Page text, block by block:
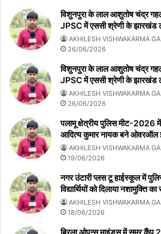
विशुनपुरा के लाल आशुतोष चंद्र
JPSC में एससी श्रेणी के झारखंड
AKHILESH VISHWAKARMA
26/06/2026
विशुनपुरा के लाल आशुतोष चंद्र
JPSC में एससी श्रेणी के झारखंड
AKHILESH VISHWAKARMA
26/06/2026
पलामू क्षेत्रीय पुलिस मीट-2026 में
आदित्य कुमार नायक बने ओवरऑल
AKHILESH VISHWAKARMA
19/06/2026
नगर उंटारी प्लस टू हाईस्कूल में
विद्यार्थियों को दिलाया नशामुक्ति
AKHILESH VISHWAKARMA
18/06/2026